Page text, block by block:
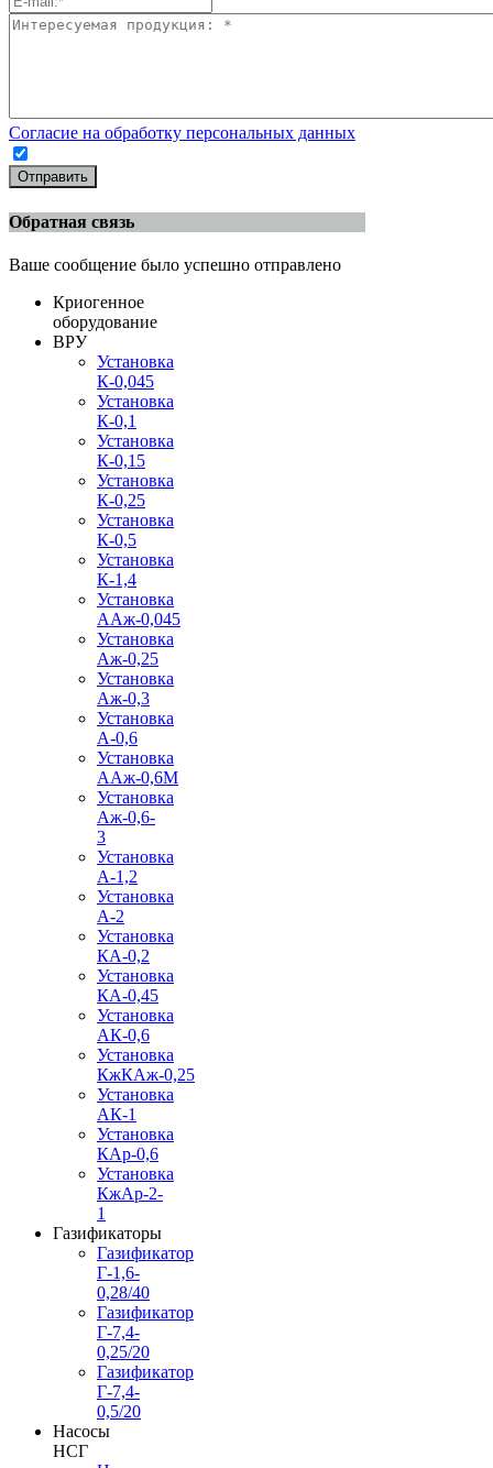
Согласие на обработку персональных данных
Отправить
Обратная связь
Ваше сообщение было успешно отправлено
Криогенное
оборудование
ВРУ
Установка
К-0,045
Установка
К-0,1
Установка
К-0,15
Установка
К-0,25
Установка
К-0,5
Установка
К-1,4
Установка
ААж-0,045
Установка
Аж-0,25
Установка
Аж-0,3
Установка
А-0,6
Установка
ААж-0,6М
Установка
Аж-0,6-
3
Установка
А-1,2
Установка
А-2
Установка
КА-0,2
Установка
КА-0,45
Установка
АК-0,6
Установка
КжКАж-0,25
Установка
АК-1
Установка
КАр-0,6
Установка
КжАр-2-
1
Газификаторы
Газификатор
Г-1,6-
0,28/40
Газификатор
Г-7,4-
0,25/20
Газификатор
Г-7,4-
0,5/20
Насосы
НСГ